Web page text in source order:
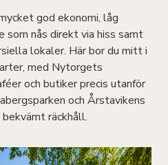
god ekonomi, låg
som nås direkt via hiss samt
lokaler. Här bor du mitt i
med Nytorgets
och butiker precis utanför
och Årstavikens
räckhåll.